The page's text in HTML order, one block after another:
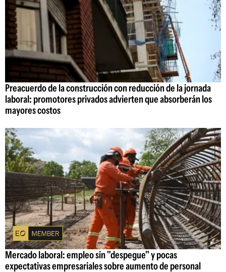
Preacuerdo de la construcción con reducción de la jornada
laboral: promotores privados advierten que absorberán los
mayores costos
Mercado laboral: empleo sin "despegue" y pocas
expectativas empresariales sobre aumento de personal